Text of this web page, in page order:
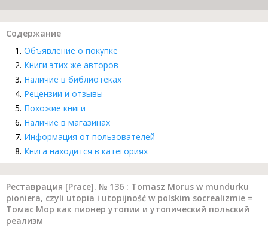
Содержание
Объявление о покупке
Книги этих же авторов
Наличие в библиотеках
Рецензии и отзывы
Похожие книги
Наличие в магазинах
Информация от пользователей
Книга находится в категориях
Реставрация [Prace]. № 136 : Tomasz Morus w mundurku
pioniera, czyli utopia i utopijność w polskim socrealizmie =
Томас Мор как пионер утопии и утопический польский
реализм